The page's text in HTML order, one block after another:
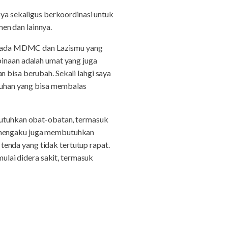
sekaligus berkoordinasi untuk
dan lainnya.
MDMC dan Lazismu yang
adalah umat yang juga
bisa berubah. Sekali lahgi saya
yang bisa membalas
obat-obatan, termasuk
juga membutuhkan
yang tidak tertutup rapat.
didera sakit, termasuk